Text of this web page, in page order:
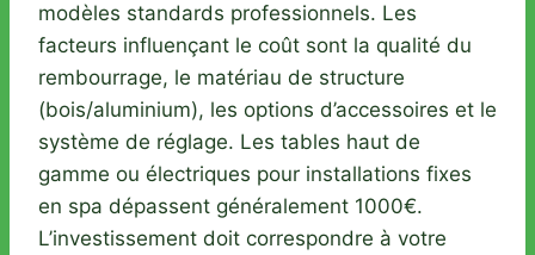
modèles standards professionnels. Les
facteurs influençant le coût sont la qualité du
rembourrage, le matériau de structure
(bois/aluminium), les options d’accessoires et le
système de réglage. Les tables haut de
gamme ou électriques pour installations fixes
en spa dépassent généralement 1000€.
L’investissement doit correspondre à votre